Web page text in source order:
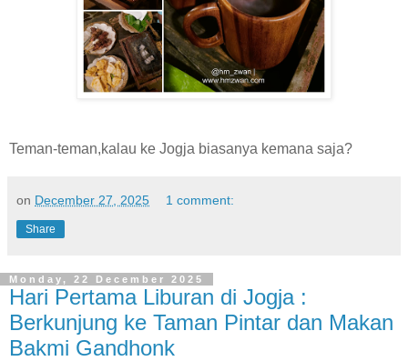
Teman-teman,kalau ke Jogja biasanya kemana saja?
on December 27, 2025 1 comment:
Share
Monday, 22 December 2025
Hari Pertama Liburan di Jogja :
Berkunjung ke Taman Pintar dan Makan
Bakmi Gandhonk